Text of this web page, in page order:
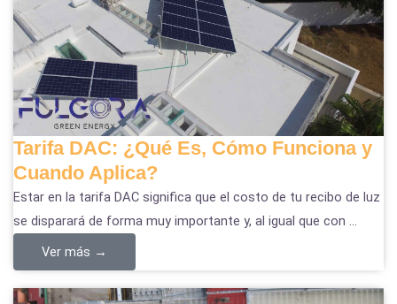
Tarifa DAC: ¿Qué Es, Cómo Funciona y
Cuando Aplica?
Estar en la tarifa DAC significa que el costo de tu recibo de luz
se disparará de forma muy importante y, al igual que con ...
Ver más →